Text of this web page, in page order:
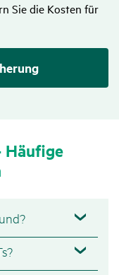
Sie die Kosten für
Häufige